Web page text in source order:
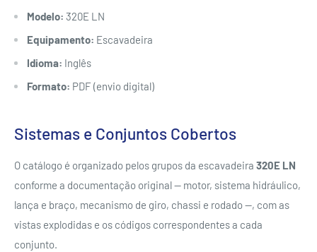
Modelo: 320E LN
Equipamento: Escavadeira
Idioma: Inglês
Formato: PDF (envio digital)
Sistemas e Conjuntos Cobertos
O catálogo é organizado pelos grupos da escavadeira 320E LN
conforme a documentação original — motor, sistema hidráulico,
lança e braço, mecanismo de giro, chassi e rodado —, com as
vistas explodidas e os códigos correspondentes a cada
conjunto.